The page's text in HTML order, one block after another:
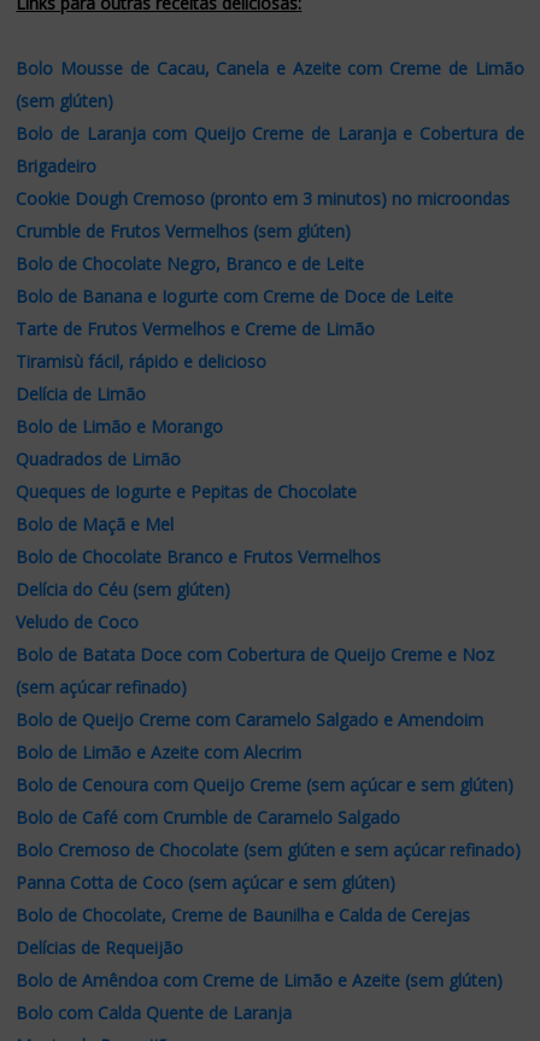
Bolo Mousse de Cacau, Canela e Azeite com Creme de Limão
(sem glúten)
Bolo de Laranja com Queijo Creme de Laranja e Cobertura de
Brigadeiro
Cookie Dough Cremoso (pronto em 3 minutos) no microondas
Crumble de Frutos Vermelhos (sem glúten)
Bolo de Chocolate Negro, Branco e de Leite
Bolo de Banana e Iogurte com Creme de Doce de Leite
Tarte de Frutos Vermelhos e Creme de Limão
Tiramisù fácil, rápido e delicioso
Delícia de Limão
Bolo de Limão e Morango
Quadrados de Limão
Queques de Iogurte e Pepitas de Chocolate
Bolo de Maçã e Mel
Bolo de Chocolate Branco e Frutos Vermelhos
Delícia do Céu (sem glúten)
Veludo de Coco
Bolo de Batata Doce com Cobertura de Queijo Creme e Noz
(sem açúcar refinado)
Bolo de Queijo Creme com Caramelo Salgado e Amendoim
Bolo de Limão e Azeite com Alecrim
Bolo de Cenoura com Queijo Creme (sem açúcar e sem glúten)
Bolo de Café com Crumble de Caramelo Salgado
Bolo Cremoso de Chocolate (sem glúten e sem açúcar refinado)
Panna Cotta de Coco (sem açúcar e sem glúten)
Bolo de Chocolate, Creme de Baunilha e Calda de Cerejas
Delícias de Requeijão
Bolo de Amêndoa com Creme de Limão e Azeite (sem glúten)
Bolo com Calda Quente de Laranja